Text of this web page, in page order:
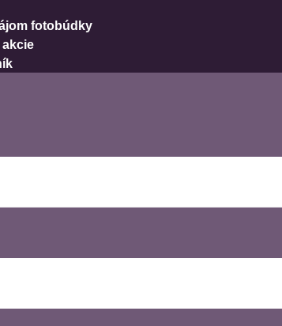
fotobúdky
akcie